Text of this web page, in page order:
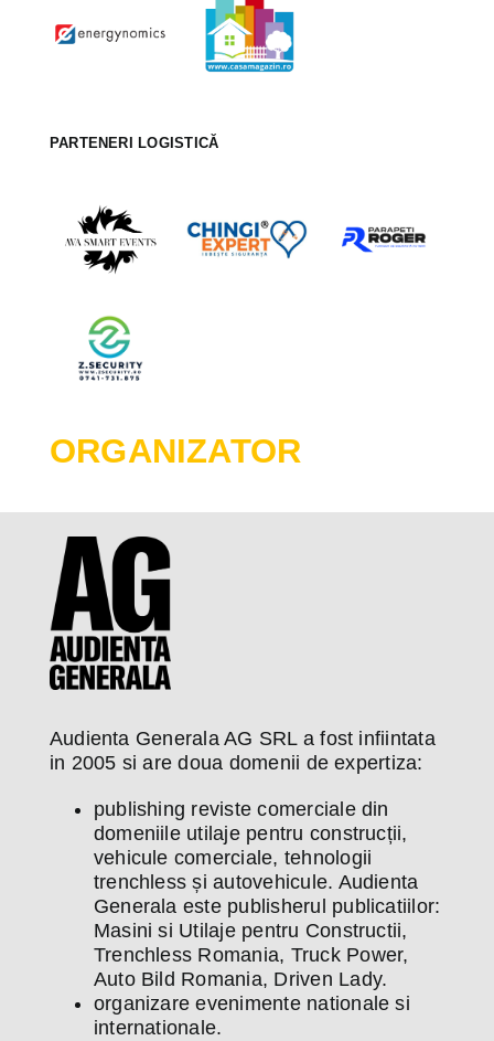
PARTENERI LOGISTICĂ
ORGANIZATOR
Audienta Generala AG SRL a fost infiintata
in 2005 si are doua domenii de expertiza:
publishing reviste comerciale din
domeniile utilaje pentru construcții,
vehicule comerciale, tehnologii
trenchless și autovehicule. Audienta
Generala este publisherul publicatiilor:
Masini si Utilaje pentru Constructii,
Trenchless Romania, Truck Power,
Auto Bild Romania, Driven Lady.
organizare evenimente nationale si
internationale.